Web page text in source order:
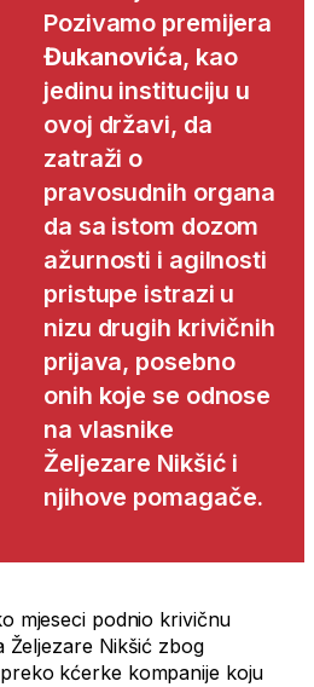
Pozivamo premijera
Đukanovića, kao
jedinu instituciju u
ovoj državi, da
zatraži o
pravosudnih organa
da sa istom dozom
ažurnosti i agilnosti
pristupe istrazi u
nizu drugih krivičnih
prijava, posebno
onih koje se odnose
na vlasnike
Željezare Nikšić i
njihove pomagače.
mjeseci podnio krivičnu
Željezare Nikšić zbog
kćerke kompanije koju